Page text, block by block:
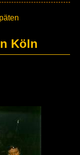
Köln